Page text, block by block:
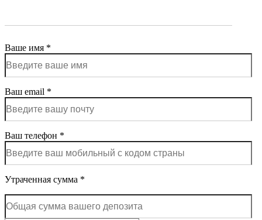
Ваше имя *
Ваш email *
Ваш телефон *
Утраченная сумма *